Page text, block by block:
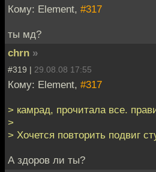
Кому: Element, #317
ты мд?
chrn »
#319 | 29.08.08 17:55
Кому: Element, #317
> камрад, прочитала все.
>
> Хочется повторить подвиг
А здоров ли ты?